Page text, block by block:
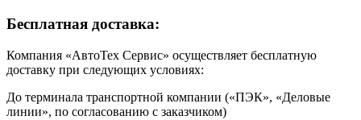
Бесплатная доставка:
Компания «АвтоТех Сервис» осуществляет бесплатную
доставку при следующих условиях:
До терминала транспортной компании («ПЭК», «Деловые
линии», по согласованию с заказчиком)